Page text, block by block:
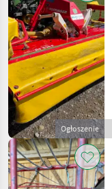
Ogłoszenie